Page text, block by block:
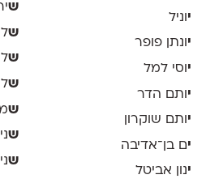
י וניל
יונתן פופר
י וסי למל
יותם הדר
י ותם שוקרון
ים בן־אדיבה
ינון אביטל
ש
ש
ש
ש
ש
ש
ש